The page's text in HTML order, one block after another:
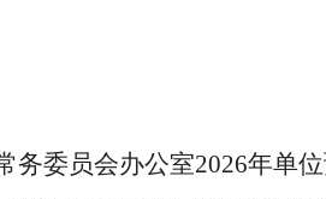
务委员会办公室2026年单位